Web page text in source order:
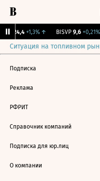
124,4 +1,3%↑ BISVP 9,6 +0,21%
Ситуация на топливном
Подписка
Реклама
РФРИТ
Справочник компаний
Подписка для юр.лиц
О компании